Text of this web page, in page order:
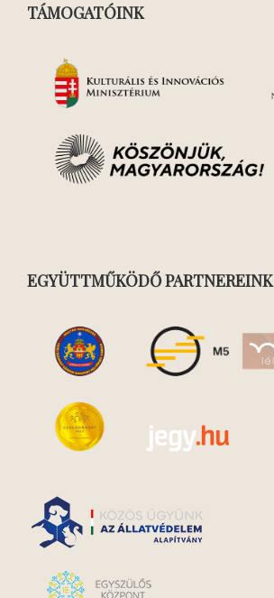
TÁMOGATÓINK
EGYÜTTMŰKÖDŐ PARTNEREINK